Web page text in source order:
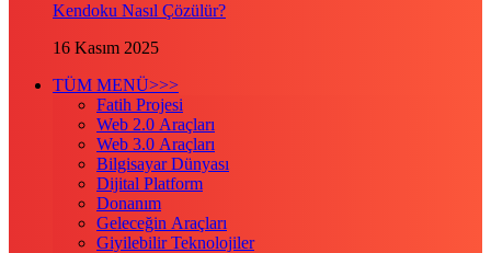
Kendoku Nasıl Çözülür?
16 Kasım 2025
TÜM MENÜ>>>
Fatih Projesi
Web 2.0 Araçları
Web 3.0 Araçları
Bilgisayar Dünyası
Dijital Platform
Donanım
Geleceğin Araçları
Giyilebilir Teknolojiler